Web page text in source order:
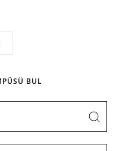
BUL